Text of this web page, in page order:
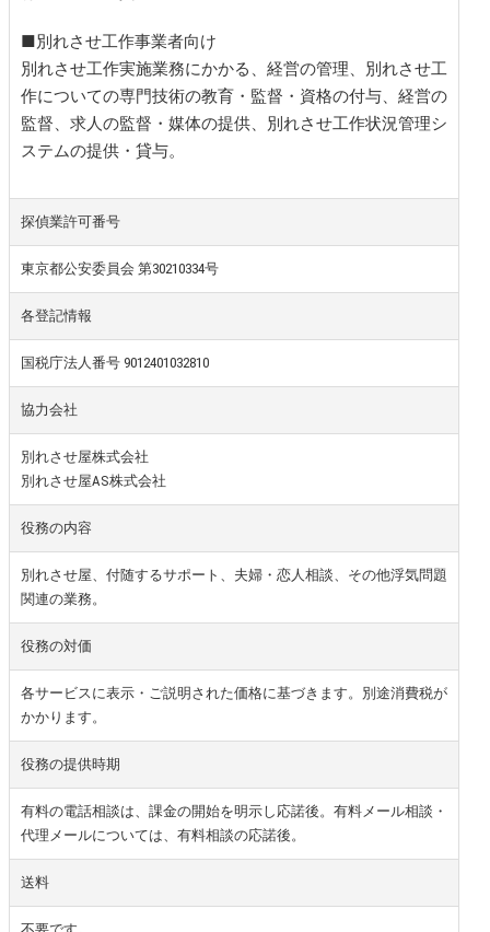
■別れさせ工作事業者向け
別れさせ工作実施業務にかかる、経営の管理、別れさせ工
作についての専門技術の教育・監督・資格の付与、経営の
監督、求人の監督・媒体の提供、別れさせ工作状況管理シ
ステムの提供・貸与。
探偵業許可番号
東京都公安委員会 第30210334号
各登記情報
国税庁法人番号 9012401032810
協力会社
別れさせ屋株式会社
別れさせ屋AS株式会社
役務の内容
別れさせ屋、付随するサポート、夫婦・恋人相談、その他浮気問題
関連の業務。
役務の対価
各サービスに表示・ご説明された価格に基づきます。別途消費税が
かかります。
役務の提供時期
有料の電話相談は、課金の開始を明示し応諾後。有料メール相談・
代理メールについては、有料相談の応諾後。
送料